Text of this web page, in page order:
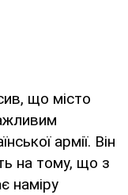
що місто
армії. Він
на тому, що з
наміру